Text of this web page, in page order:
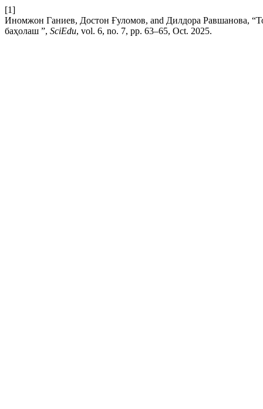
[1]
Иномжон Ганиев, Достон Ғуломов, and Дилдора Равшанова,
баҳолаш ”, SciEdu, vol. 6, no. 7, pp. 63–65, Oct. 2025.